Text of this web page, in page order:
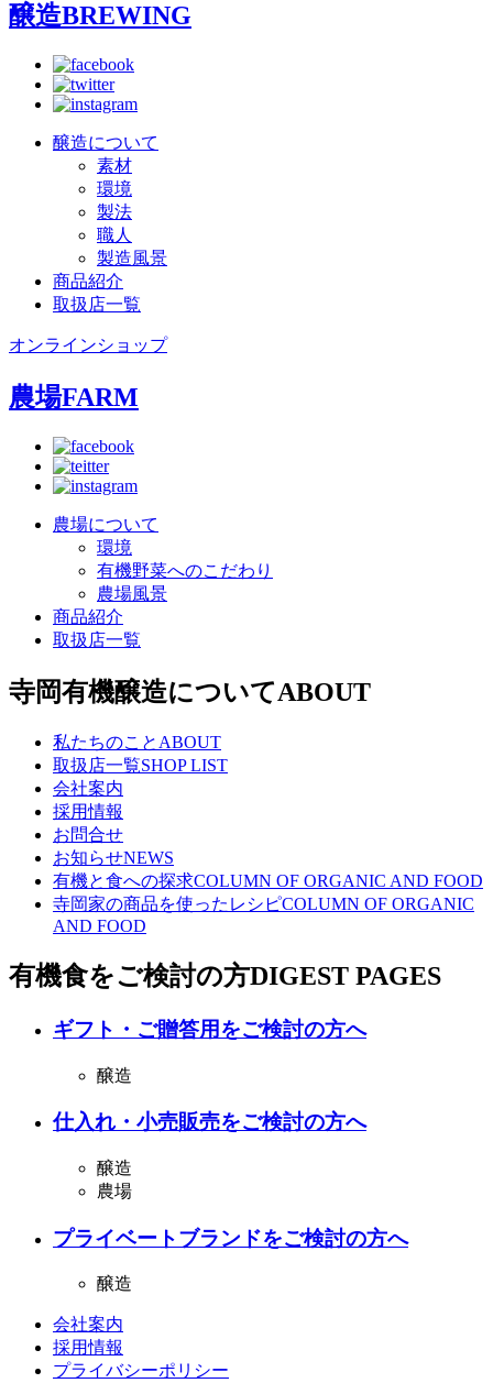
醸造BREWING
醸造について
素材
環境
製法
職人
製造風景
商品紹介
取扱店一覧
オンラインショップ
農場FARM
農場について
環境
有機野菜へのこだわり
農場風景
商品紹介
取扱店一覧
寺岡有機醸造についてABOUT
私たちのこと ABOUT
取扱店一覧SHOP LIST
会社案内
採用情報
お問合せ
お知らせNEWS
有機と食への探求COLUMN OF ORGANIC AND FOOD
寺岡家の商品を使ったレシピCOLUMN OF ORGANIC
AND FOOD
有機食をご検討の方DIGEST PAGES
ギフト・ご贈答用をご検討の方へ
醸造
仕入れ・小売販売をご検討の方へ
醸造
農場
プライベートブランドをご検討の方へ
醸造
会社案内
採用情報
プライバシーポリシー